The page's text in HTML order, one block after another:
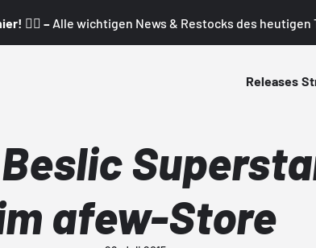
👇🏼 – Alle wichtigen News & Restocks des heutigen
Releases
afew-Store